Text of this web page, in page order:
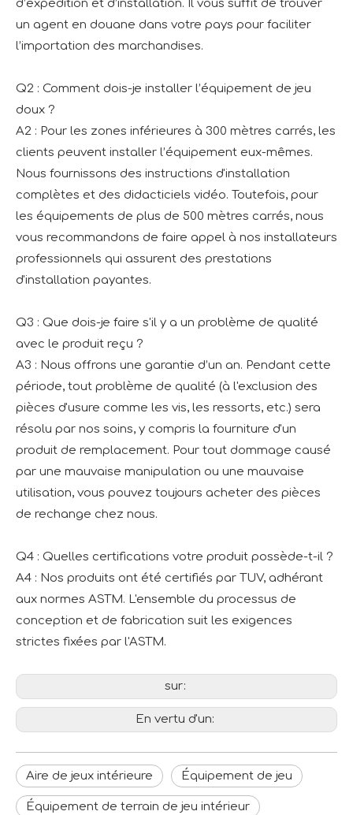
d’expédition et d’installation. Il vous suffit de trouver
un agent en douane dans votre pays pour faciliter
l’importation des marchandises.
Q2 : Comment dois-je installer l’équipement de jeu
doux ?
A2 : Pour les zones inférieures à 300 mètres carrés, les
clients peuvent installer l’équipement eux-mêmes.
Nous fournissons des instructions d'installation
complètes et des didacticiels vidéo. Toutefois, pour
les équipements de plus de 500 mètres carrés, nous
vous recommandons de faire appel à nos installateurs
professionnels qui assurent des prestations
d'installation payantes.
Q3 : Que dois-je faire s'il y a un problème de qualité
avec le produit reçu ?
A3 : Nous offrons une garantie d’un an. Pendant cette
période, tout problème de qualité (à l'exclusion des
pièces d'usure comme les vis, les ressorts, etc.) sera
résolu par nos soins, y compris la fourniture d'un
produit de remplacement. Pour tout dommage causé
par une mauvaise manipulation ou une mauvaise
utilisation, vous pouvez toujours acheter des pièces
de rechange chez nous.
Q4 : Quelles certifications votre produit possède-t-il ?
A4 : Nos produits ont été certifiés par TUV, adhérant
aux normes ASTM. L'ensemble du processus de
conception et de fabrication suit les exigences
strictes fixées par l'ASTM.
sur:
En vertu d'un:
Aire de jeux intérieure Équipement de jeu
Équipement de terrain de jeu intérieur